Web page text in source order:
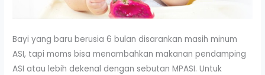
Bayi yang baru berusia 6 bulan disarankan masih minum
ASI, tapi moms bisa menambahkan makanan pendamping
ASI atau lebih dekenal dengan sebutan MPASI. Untuk